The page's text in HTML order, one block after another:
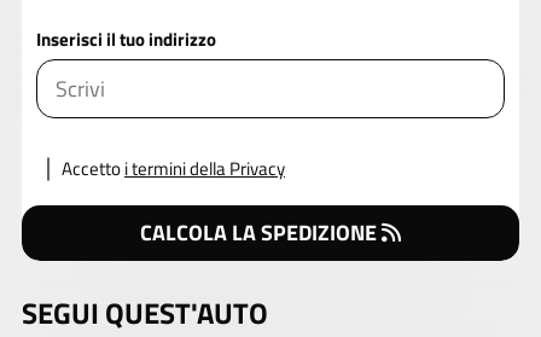
Inserisci il tuo indirizzo
Accettoi termini della Privacy
CALCOLA LA SPEDIZIONE
SEGUI QUEST'AUTO